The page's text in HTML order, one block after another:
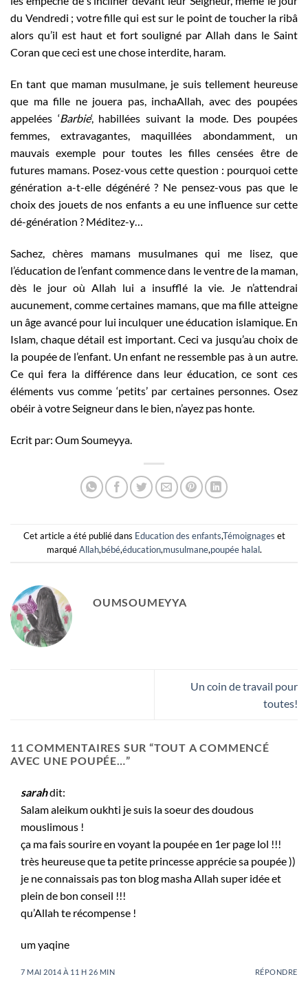
du Vendredi ; votre fille qui est sur le point de toucher la ribâ
alors qu’il est haut et fort souligné par Allah dans le Saint
Coran que ceci est une chose interdite, haram.
En tant que maman musulmane, je suis tellement heureuse
que ma fille ne jouera pas, inchaAllah, avec des poupées
appelées ‘Barbie‘, habillées suivant la mode. Des poupées
femmes, extravagantes, maquillées abondamment, un
mauvais exemple pour toutes les filles censées être de
futures mamans. Posez-vous cette question : pourquoi cette
génération a-t-elle dégénéré ? Ne pensez-vous pas que le
choix des jouets de nos enfants a eu une influence sur cette
dé-génération ? Méditez-y…
Sachez, chères mamans musulmanes qui me lisez, que
l’éducation de l’enfant commence dans le ventre de la maman,
dès le jour où Allah lui a insufflé la vie. Je n’attendrai
aucunement, comme certaines mamans, que ma fille atteigne
un âge avancé pour lui inculquer une éducation islamique. En
Islam, chaque détail est important. Ceci va jusqu’au choix de
la poupée de l’enfant. Un enfant ne ressemble pas à un autre.
Ce qui fera la différence dans leur éducation, ce sont ces
éléments vus comme ‘petits’ par certaines personnes. Osez
obéir à votre Seigneur dans le bien, n’ayez pas honte.
Ecrit par: Oum Soumeyya.
Cet article a été publié dans Education des enfants,Témoignages et
marquéAllah,bébé,éducation,musulmane,poupée halal.
OUMSOUMEYYA
Un coin de travail pour
toutes!
11 COMMENTAIRES SUR “TOUT A COMMENCÉ
AVEC UNE POUPÉE…”
sarahdit:
Salam aleikum oukhti je suis la soeur des doudous
mouslimous !
ça ma fais sourire en voyant la poupée en 1er page lol !!!
très heureuse que ta petite princesse apprécie sa poupée ))
je ne connaissais pas ton blog masha Allah super idée et
plein de bon conseil !!!
qu’Allah te récompense !
um yaqine
7 MAI 2014 À 11 H 26 MIN RÉPONDRE